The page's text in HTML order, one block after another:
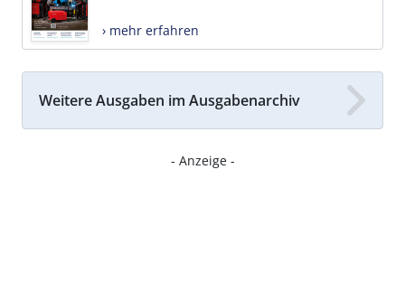
› mehr erfahren
Weitere Ausgaben im Ausgabenarchiv
- Anzeige -